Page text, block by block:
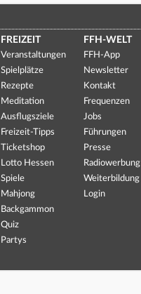
FREIZEIT
Veranstaltungen
Spielplätze
Rezepte
Meditation
Ausflugsziele
Freizeit-Tipps
Ticketshop
Lotto Hessen
Spiele
Mahjong
Backgammon
Quiz
Partys
FFH-WELT
FFH-App
Newsletter
Kontakt
Frequenzen
Jobs
Führungen
Presse
Radiowerbung
Weiterbildung
Login